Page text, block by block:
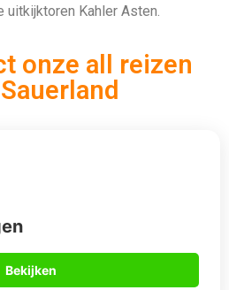
uitkijktoren Kahler Asten.
onze all reizen
Bekijken